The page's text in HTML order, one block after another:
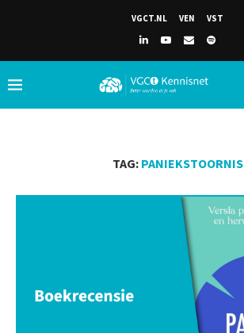
VGCT.NL VEN VST
TAG: PANIEKSTOORNIS